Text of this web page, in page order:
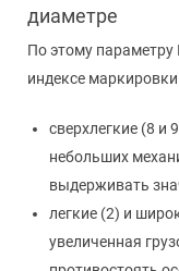
диаметре
По этому
индексе
сверхлегкие (8 и
небольших
выдерживать
легкие (2) и
увеличенная